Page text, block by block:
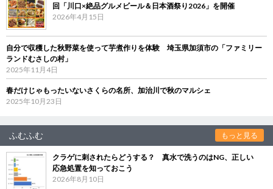
回「川口×絶品グルメビール＆日本酒祭り2026」を開催
2026年4月15日
自分で収穫した秋野菜を使って芋煮作りを体験 埼玉県加須市の「ファミリー
ランドむさしの村」
2025年11月4日
春だけじゃもったいないさくらの名所、加治川で秋のマルシェ
2025年10月23日
ふむふむ もっと見る
クラゲに刺されたらどうする？ 真水で洗うのはNG、正しい
応急処置を知っておこう
2026年8月10日